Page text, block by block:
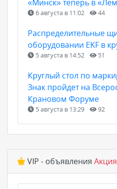
«Минск» теперь в
6 августа в 11:02 44
Распределительные
оборудовании EKF в
5 августа в 14:52 51
Круглый стол по
Знак пройдет на
Крановом Форуме
5 августа в 13:29 92
VIP - объявления